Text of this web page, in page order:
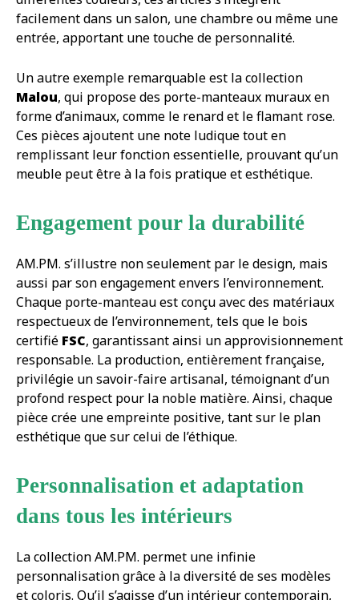
facilement dans un salon, une chambre ou même une
entrée, apportant une touche de personnalité.
Un autre exemple remarquable est la collection
Malou, qui propose des porte-manteaux muraux en
forme d’animaux, comme le renard et le flamant rose.
Ces pièces ajoutent une note ludique tout en
remplissant leur fonction essentielle, prouvant qu’un
meuble peut être à la fois pratique et esthétique.
Engagement pour la durabilité
AM.PM. s’illustre non seulement par le design, mais
aussi par son engagement envers l’environnement.
Chaque porte-manteau est conçu avec des matériaux
respectueux de l’environnement, tels que le bois
certifié FSC, garantissant ainsi un approvisionnement
responsable. La production, entièrement française,
privilégie un savoir-faire artisanal, témoignant d’un
profond respect pour la noble matière. Ainsi, chaque
pièce crée une empreinte positive, tant sur le plan
esthétique que sur celui de l’éthique.
Personnalisation et adaptation
dans tous les intérieurs
La collection AM.PM. permet une infinie
personnalisation grâce à la diversité de ses modèles
et coloris. Qu’il s’agisse d’un intérieur contemporain,